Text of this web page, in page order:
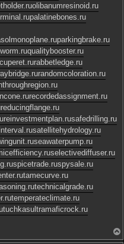
olibanumresinoid.ru
palatinebones.ru
parkingbrake.ru
qualitybooster.ru
rabbetledge.ru
randomcoloration.ru
recordedassignment.ru
reducingflange.ru
reinvestmentplan.rusafedrilling.ru
satellitehydrology.ru
seawaterpump.ru
selectivediffuser.ru
spicetrade.ruspysale.ru
tamecurve.ru
technicalgrade.ru
temperateclimate.ru
tuchkasultramaficrock.ru